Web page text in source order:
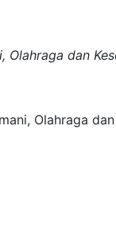
Olahraga dan
Olahraga